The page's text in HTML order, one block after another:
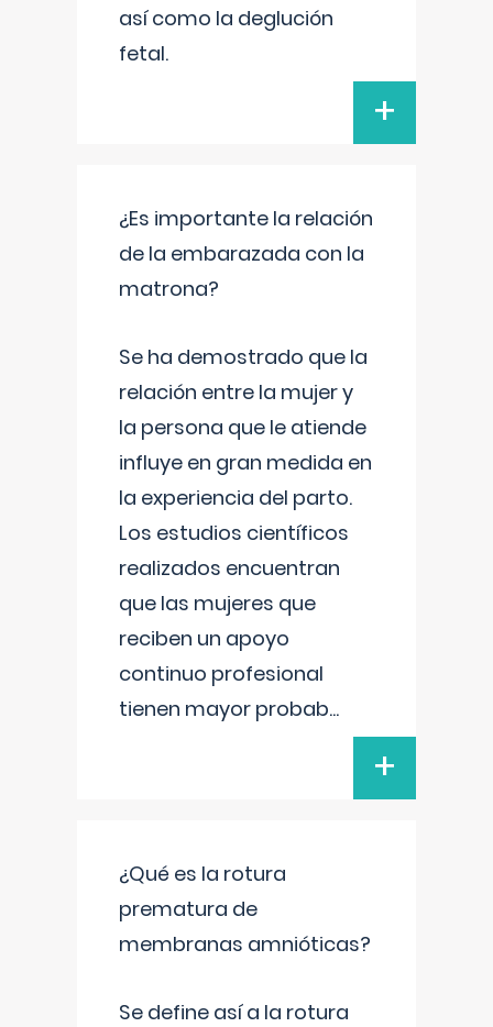
así como la deglución
fetal.
+
¿Es importante la relación
de la embarazada con la
matrona?
Se ha demostrado que la
relación entre la mujer y
la persona que le atiende
influye en gran medida en
la experiencia del parto.
Los estudios científicos
realizados encuentran
que las mujeres que
reciben un apoyo
continuo profesional
tienen mayor probab...
+
¿Qué es la rotura
prematura de
membranas amnióticas?
Se define así a la rotura